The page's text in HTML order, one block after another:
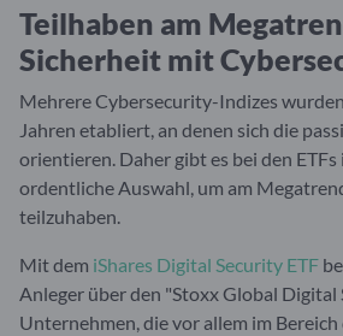
Teilhaben am
Sicherheit mit
Mehrere Cybersecurity-Indizes
Jahren etabliert, an denen sich die
orientieren. Daher gibt es bei den
ordentliche Auswahl, um am
teilzuhaben.
Mit dem iShares Digital Security ETF
Anleger über den "Stoxx Global Digital
Unternehmen, die vor allem im